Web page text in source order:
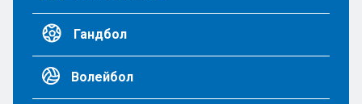
Гандбол
Волейбол